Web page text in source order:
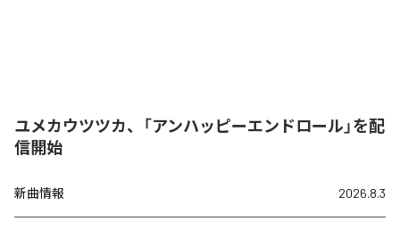
ユメカウツツカ、「アンハッピーエンドロール」を配
信開始
新曲情報 2026.8.3